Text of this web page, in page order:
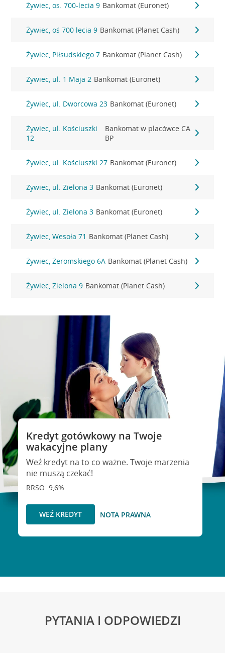
Żywiec, os. 700-lecia 9 Bankomat (Euronet)
Żywiec, oś 700 lecia 9 Bankomat (Planet Cash)
Żywiec, Piłsudskiego 7 Bankomat (Planet Cash)
Żywiec, ul. 1 Maja 2 Bankomat (Euronet)
Żywiec, ul. Dworcowa 23 Bankomat (Euronet)
Żywiec, ul. Kościuszki
12
Bankomat w placówce CA
BP
Żywiec, ul. Kościuszki 27 Bankomat (Euronet)
Żywiec, ul. Zielona 3 Bankomat (Euronet)
Żywiec, ul. Zielona 3 Bankomat (Euronet)
Żywiec, Wesoła 71 Bankomat (Planet Cash)
Żywiec, Żeromskiego 6A Bankomat (Planet Cash)
Żywiec, Zielona 9 Bankomat (Planet Cash)
Kredyt gotówkowy na Twoje
wakacyjne plany
Weź kredyt na to co ważne. Twoje marzenia
nie muszą czekać!
RRSO: 9,6%
WEŹ KREDYT NOTA PRAWNA
PYTANIA I ODPOWIEDZI